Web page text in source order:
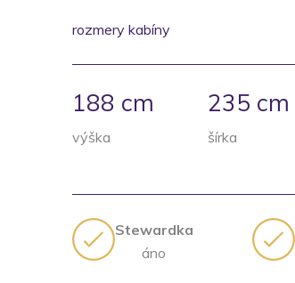
rozmery kabíny
188 cm
výška
235 cm
šírka
Stewardka
áno